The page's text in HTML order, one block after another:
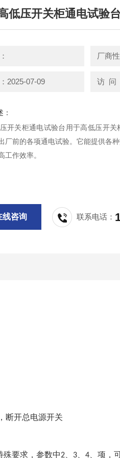
低压开关柜通电试验台
厂商
2025-07-09 访 问
开关柜通电试验台用于高低压开
厂前的各项通电试验。它能提供各
工作效率。
线咨询 联系电话：
断开总电源开关
殊要求，参数中2 3 4 、项，